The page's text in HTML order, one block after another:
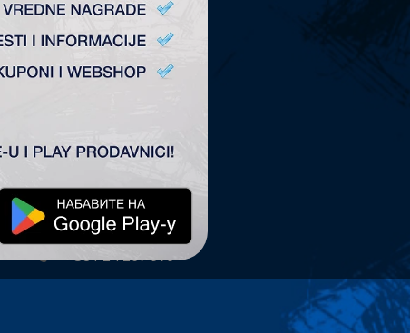
+381 24 224 187
TSC Arena
24300 Bačka Topola
office@tscarena.com
+381 24 267 979